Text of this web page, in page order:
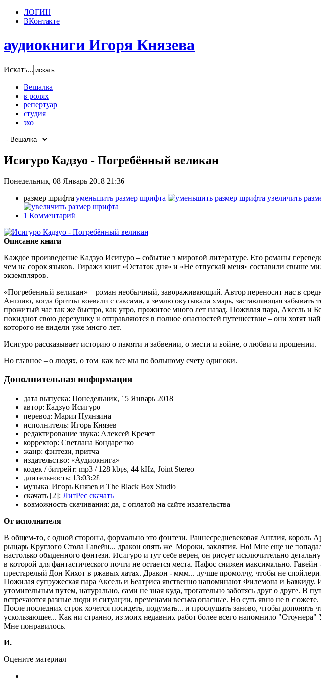
ЛОГИН
ВКонтакте
аудиокниги Игоря Князева
Искать...
Вешалка
в ролях
репертуар
студия
эхо
Исигуро Кадзуо - Погребённый великан
Понедельник, 08 Январь 2018 21:36
размер шрифта уменьшить размер шрифта увеличить
1 Комментарий
Описание книги
Каждое произведение Кадзуо Исигуро – событие в мировой литературе. Его романы
чем на сорок языков. Тиражи книг «Остаток дня» и «Не отпускай меня» составили свыше
экземпляров.
«Погребенный великан» – роман необычный, завораживающий. Автор переносит нас в
Англию, когда бритты воевали с саксами, а землю окутывала хмарь, заставляющая забывать
прожитый час так же быстро, как утро, прожитое много лет назад. Пожилая пара, Аксель и
покидают свою деревушку и отправляются в полное опасностей путешествие – они хотят
которого не видели уже много лет.
Исигуро рассказывает историю о памяти и забвении, о мести и войне, о любви и прощении.
Но главное – о людях, о том, как все мы по большому счету одиноки.
Дополнительная информация
дата выпуска: Понедельник, 15 Январь 2018
автор: Кадзуо Исигуро
перевод: Мария Нуянзина
исполнитель: Игорь Князев
редактирование звука: Алексей Кречет
корректор: Светлана Бондаренко
жанр: фэнтези, притча
издательство: «Аудиокнига»
кодек / битрейт: mp3 / 128 kbps, 44 kHz, Joint Stereo
длительность: 13:03:28
музыка: Игорь Князев и The Black Box Studio
скачать [2]: ЛитРес скачать
возможность скачивания: да, с оплатой на сайте издательства
От исполнителя
В общем-то, с одной стороны, формально это фэнтези. Раннесредневековая Англия, король
рыцарь Круглого Стола Гавейн... дракон опять же. Мороки, заклятия. Но! Мне еще не
настолько обыденного фэнтези. Исигуро и тут себе верен, он рисует исключительно
в которой для фантастического почти не остается места. Пафос снижен максимально. Гавейн
престарелый Дон Кихот в ржавых латах. Дракон - ммм... лучше промолчу, чтобы не
Пожилая супружеская пара Аксель и Беатриса явственно напоминают Филемона и Бавкиду.
утомительным путем, натурально, сами не зная куда, трогательно заботясь друг о друге. В
встречаются разные люди и ситуации, временами весьма опасные. Но суть явно не в
После последних строк хочется посидеть, подумать... и прослушать заново, чтобы допонять
ускользающее... Как ни странно, из моих недавних работ более всего напомнило "Стоунера"
Мне понравилось.
И.
Оцените материал